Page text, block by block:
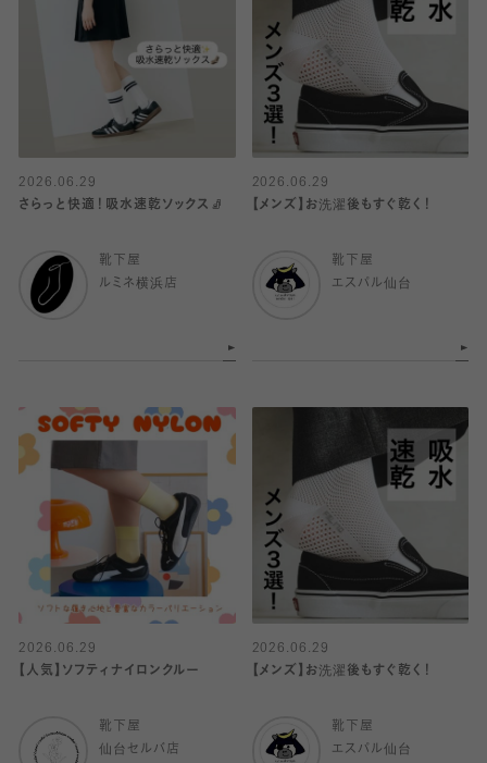
2026.06.29
さらっと快適！吸水速乾ソックス🧦
靴下屋
ルミネ横浜店
2026.06.29
【メンズ】お洗濯後もすぐ乾く！
靴下屋
エスパル仙台
2026.06.29
【人気】ソフティナイロンクルー
靴下屋
仙台セルバ店
2026.06.29
【メンズ】お洗濯後もすぐ乾く！
靴下屋
エスパル仙台